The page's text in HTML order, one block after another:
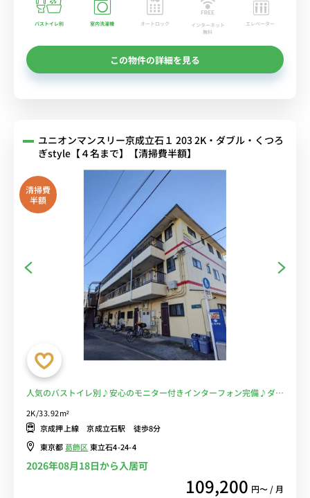
バストイレ別 室内洗濯機 オートロック
インターネット
無料
エレベーター
この物件の詳細を見る
ユニオンマンスリー京成立石１ 203 2K・ダブル・くつろ
ぎstyle【４名まで】【清掃費半額】
清掃費
半額
人気のバストイレ別♪安心のモニター付きインターフォン完備♪ダイ
で便利！「立石仲見世商店街」「立石駅通り商店街」など商店街も複
数あり■選べるWi-Fi格安レンタル中！
2K/33.92m²
京成押上線 京成立石駅 徒歩8分
東京都葛飾区東立石4-24-4
2026年08月18日から入居可
109,200 円〜 / 月